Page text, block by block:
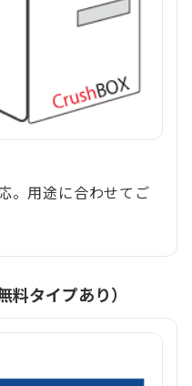
。用途に合わせてご
料タイプあり）